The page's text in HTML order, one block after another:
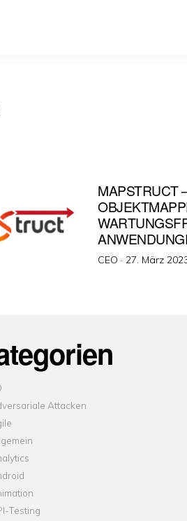
MAPSTRUCT
CEO · Veröffentlicht
27. März
Attacken
Testing